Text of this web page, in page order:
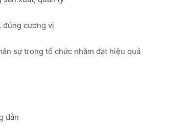
đúng cương vị
sự trong tổ chức nhằm đạt hiệu quả
dẫn